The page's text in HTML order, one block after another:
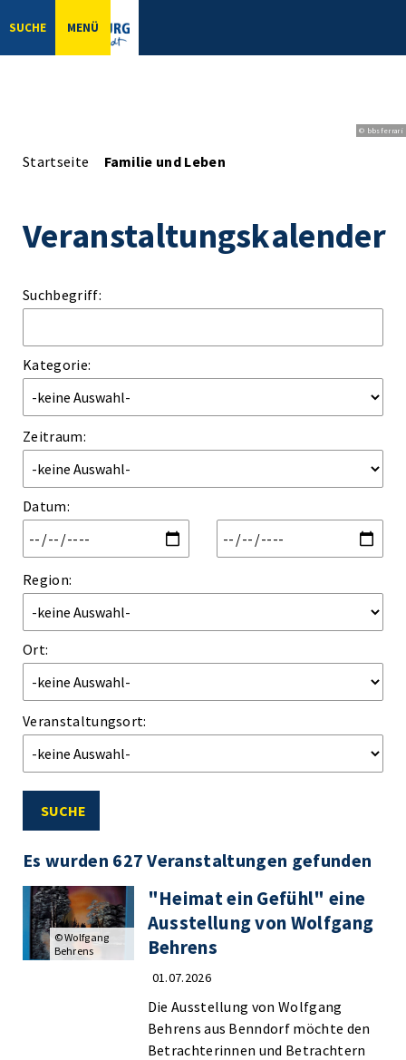
SUCHE MENÜ
© bbsferrari
Startseite Familie und Leben
Veranstaltungskalender
Suchbegriff:
Kategorie:
Zeitraum:
Datum:
Region:
Ort:
Veranstaltungsort:
SUCHE
Es wurden 627 Veranstaltungen gefunden
"Heimat ein Gefühl" eine
Ausstellung von Wolfgang
Behrens
01.07.2026
Die Ausstellung von Wolfgang
Behrens aus Benndorf möchte den
Betrachterinnen und Betrachtern
© Wolfgang
Behrens